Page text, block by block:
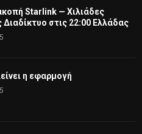
Starlink — Χιλιάδες
στις 22:00 Ελλάδας
η εφαρμογή